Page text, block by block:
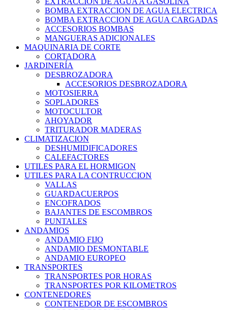
BOMBA EXTRACCION DE AGUA ELECTRICA
BOMBA EXTRACCION DE AGUA CARGADAS
ACCESORIOS BOMBAS
MANGUERAS ADICIONALES
MAQUINARIA DE CORTE
CORTADORA
JARDINERÍA
DESBROZADORA
ACCESORIOS DESBROZADORA
MOTOSIERRA
SOPLADORES
MOTOCULTOR
AHOYADOR
TRITURADOR MADERAS
CLIMATIZACION
DESHUMIDIFICADORES
CALEFACTORES
UTILES PARA EL HORMIGON
UTILES PARA LA CONTRUCCION
VALLAS
GUARDACUERPOS
ENCOFRADOS
BAJANTES DE ESCOMBROS
PUNTALES
ANDAMIOS
ANDAMIO FIJO
ANDAMIO DESMONTABLE
ANDAMIO EUROPEO
TRANSPORTES
TRANSPORTES POR HORAS
TRANSPORTES POR KILOMETROS
CONTENEDORES
CONTENEDOR DE ESCOMBROS